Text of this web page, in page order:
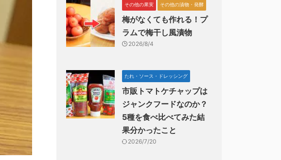
その他の果実 その他の漬物・発酵
梅がなくても作れる！プ
ラムで梅干し風漬物
2026/8/4
たれ・ソース・ドレッシング
市販トマトケチャップは
ジャンクフードなのか？
5種を食べ比べてみた結
果分かったこと
2026/7/20